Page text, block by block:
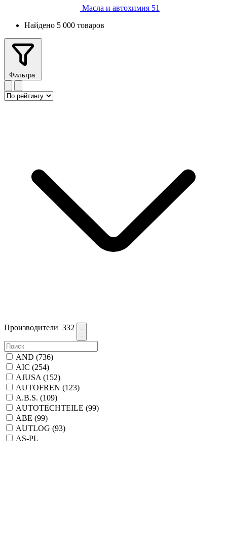
Масла и автохимия 51
Найдено 5 000 товаров
Фильтра
Производители 332
AND (736)
AIC (254)
AJUSA (152)
AUTOFREN (123)
A.B.S. (109)
AUTOTECHTEILE (99)
ABE (99)
AUTLOG (93)
AS-PL